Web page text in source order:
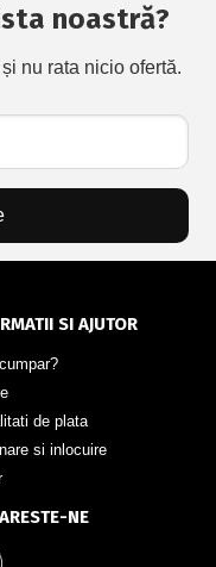
noastră?
nu rata nicio ofertă.
SI AJUTOR
de plata
si inlocuire
NE